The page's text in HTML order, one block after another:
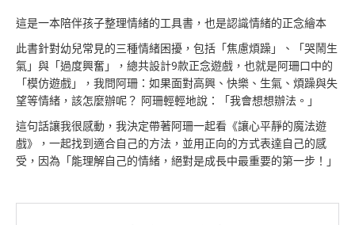
這是一本陪伴孩子整理情緒的工具書，也是認識情緒的正念繪本
此書針對幼兒常見的三種情緒困擾，包括「焦慮煩躁」、「哭鬧生
氣」與「過度興奮」，總共設計9款正念遊戲，也就是阿珊口中的
「模仿遊戲」，我問阿珊：如果面對高興、快樂、生氣、煩躁與失
望等情緒，該怎麼辦呢？ 阿珊輕輕地說：「我會想想辦法。」
這句話讓我很感動，我決定帶著阿珊一起看《讓心平靜的魔法遊
戲》，一起找到適合自己的方法，並用正向的方式表達自己的感
受，因為「能理解自己的情緒，絕對是成長中最重要的第一步！」